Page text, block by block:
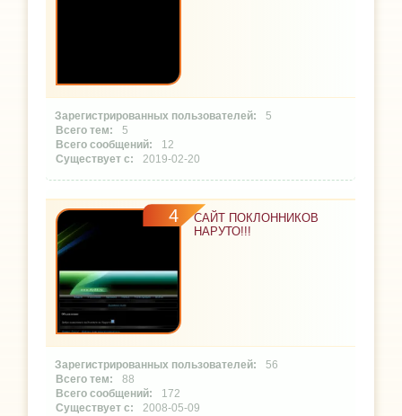
5
5
12
2019-02-20
4
САЙТ ПОКЛОННИКОВ
НАРУТО!!!
56
88
172
2008-05-09